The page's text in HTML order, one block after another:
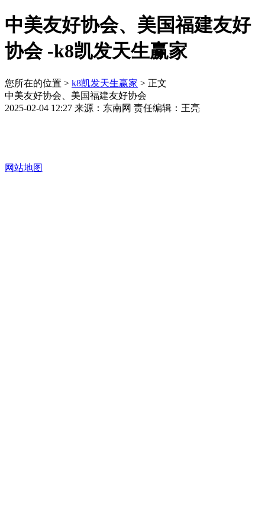
中美友好协会、美国福建友好
协会 -k8凯发天生赢家
您所在的位置 > k8凯发天生赢家 > 正文
中美友好协会、美国福建友好协会
2025-02-04 12:27 来源：东南网 责任编辑：王亮
网站地图